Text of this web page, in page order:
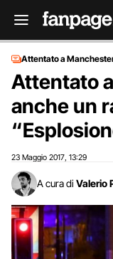
Attentato a
Attentato
anche un
23 Maggio 2017 13:29
A cura di Valerio